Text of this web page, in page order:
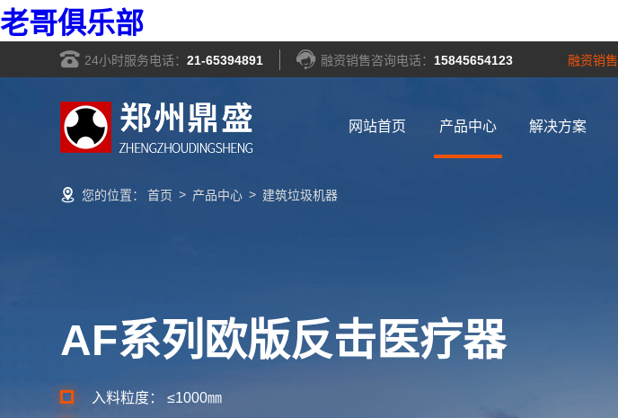
老哥俱乐部
24小时服务电话：21-65394891 融资销售咨询电话： 15845654123 融资销售
网站首页 产品中心 解决方案
您的位置： 首页 > 产品中心 > 建筑垃圾机器
AF系列欧版反击医疗器
入料粒度： ≤1000㎜